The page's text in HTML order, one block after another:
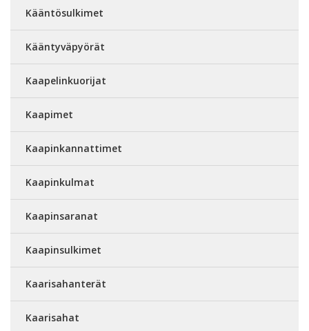
Kääntösulkimet
Kääntyväpyörät
Kaapelinkuorijat
Kaapimet
Kaapinkannattimet
Kaapinkulmat
Kaapinsaranat
Kaapinsulkimet
Kaarisahanterät
Kaarisahat